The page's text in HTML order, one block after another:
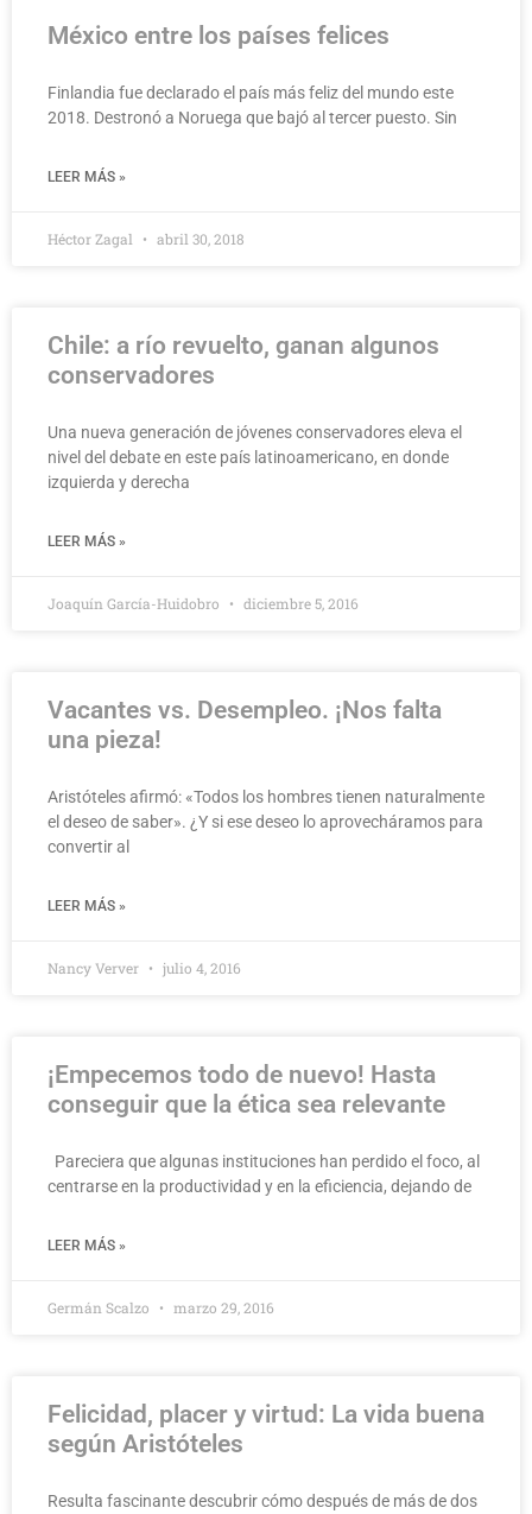
México entre los países felices
Finlandia fue declarado el país más feliz del mundo este
2018. Destronó a Noruega que bajó al tercer puesto. Sin
LEER MÁS »
Héctor Zagal abril 30, 2018
Chile: a río revuelto, ganan algunos
conservadores
Una nueva generación de jóvenes conservadores eleva el
nivel del debate en este país latinoamericano, en donde
izquierda y derecha
LEER MÁS »
Joaquín García-Huidobro diciembre 5, 2016
Vacantes vs. Desempleo. ¡Nos falta
una pieza!
Aristóteles afirmó: «Todos los hombres tienen naturalmente
el deseo de saber». ¿Y si ese deseo lo aprovecháramos para
convertir al
LEER MÁS »
Nancy Verver julio 4, 2016
¡Empecemos todo de nuevo! Hasta
conseguir que la ética sea relevante
Pareciera que algunas instituciones han perdido el foco, al
centrarse en la productividad y en la eficiencia, dejando de
LEER MÁS »
Germán Scalzo marzo 29, 2016
Felicidad, placer y virtud: La vida buena
según Aristóteles
Resulta fascinante descubrir cómo después de más de dos